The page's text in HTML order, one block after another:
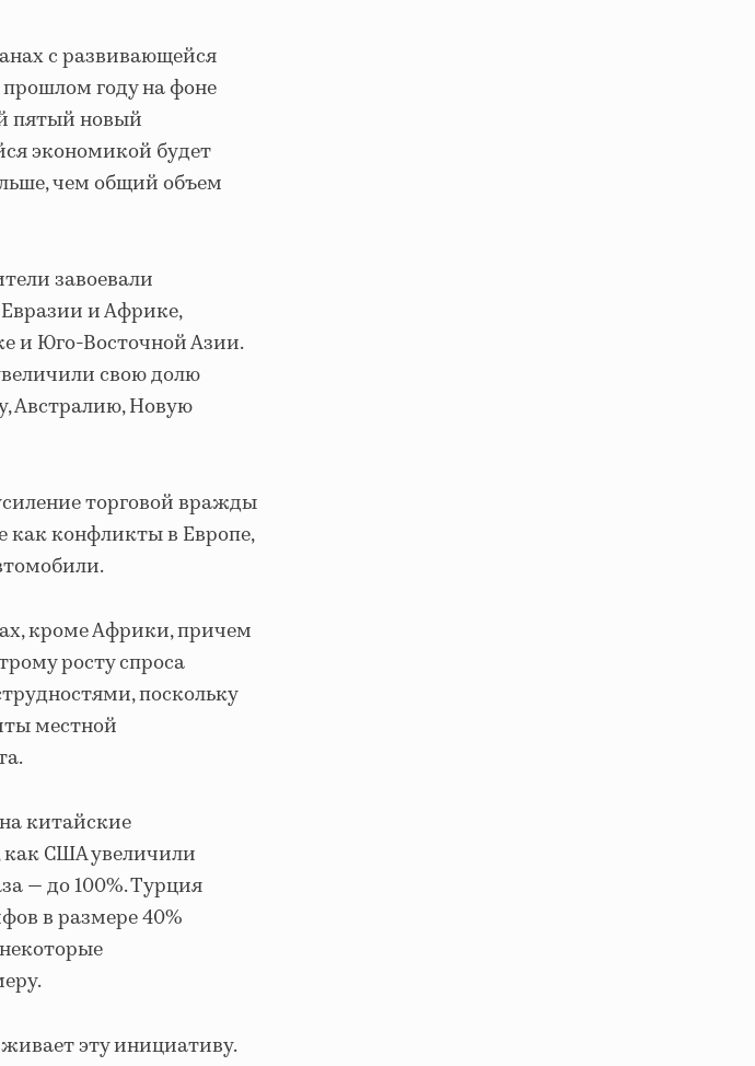
с развивающейся
прошлом году на фоне
пятый новый
экономикой будет
чем общий объем
завоевали
и Африке,
и Юго-Восточной Азии.
свою долю
Австралию, Новую
торговой вражды
конфликты в Европе,
кроме Африки, причем
росту спроса
поскольку
местной
китайские
как США увеличили
— до 100%. Турция
в размере 40%
эту инициативу.